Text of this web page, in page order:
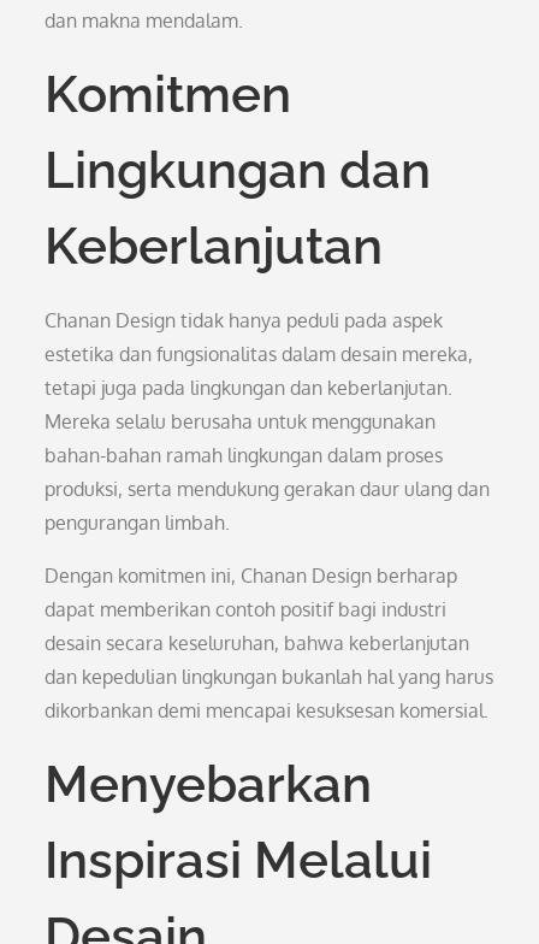
dan makna mendalam.
Komitmen
Lingkungan dan
Keberlanjutan
Chanan Design tidak hanya peduli pada aspek
estetika dan fungsionalitas dalam desain mereka,
tetapi juga pada lingkungan dan keberlanjutan.
Mereka selalu berusaha untuk menggunakan
bahan-bahan ramah lingkungan dalam proses
produksi, serta mendukung gerakan daur ulang dan
pengurangan limbah.
Dengan komitmen ini, Chanan Design berharap
dapat memberikan contoh positif bagi industri
desain secara keseluruhan, bahwa keberlanjutan
dan kepedulian lingkungan bukanlah hal yang harus
dikorbankan demi mencapai kesuksesan komersial.
Menyebarkan
Inspirasi Melalui